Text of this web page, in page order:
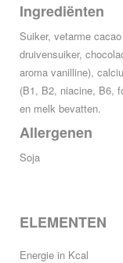
Ingrediënten
Suiker, vetarme
druivensuiker,
aroma vanilline),
(B1, B2, niacine, B6,
en melk bevatten.
Allergenen
Soja
ELEMENTEN
Energie in Kcal